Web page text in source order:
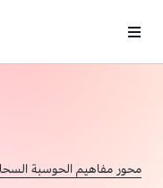
محور مفاهيم الحوسبة